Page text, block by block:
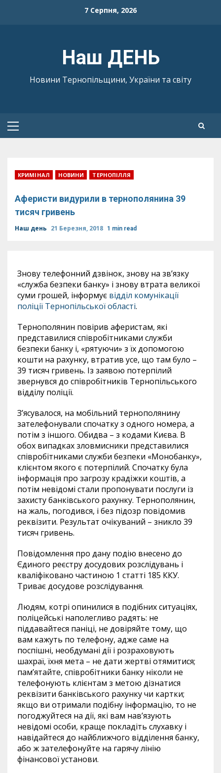
7 Серпня, 2026
Наш ДЕНЬ
Новини Тернопільщини, України та світу
Primary
КРИМІНАЛ НОВИНИ ТЕРНОПІЛЛЯ
Аферисти видурили в тернополянина 39
тисяч гривень
Наш день 21 Березня, 2018 1 min read
Знову телефонний дзвінок, знову на зв’язку
«служба безпеки банку» і знову втрата великої
суми грошей, інформує відділ комунікації
поліції Тернопільської області.
Тернополянин повірив аферистам, які
представилися співробітниками служби
безпеки банку і, «рятуючи» з їх допомогою
кошти на рахунку, втратив усе, що там було –
39 тисяч гривень. Із заявою потерпілий
звернувся до співробітників Тернопільського
відділу поліції.
З’ясувалося, на мобільний тернополянину
зателефонували спочатку з одного номера, а
потім з іншого. Обидва – з кодами Києва. В
обох випадках зловмисники представилися
співробітниками служби безпеки «Монобанку»,
клієнтом якого є потерпілий. Спочатку була
інформація про загрозу крадіжки коштів, а
потім невідомі стали пропонувати послуги із
захисту банківського рахунку. Тернополянин,
на жаль, погодився, і без підозр повідомив
реквізити. Результат очікуваний – зникло 39
тисяч гривень.
Повідомлення про дану подію внесено до
Єдиного реєстру досудових розслідувань і
кваліфіковано частиною 1 статті 185 ККУ.
Триває досудове розслідування.
Людям, котрі опинилися в подібних ситуаціях,
поліцейські наполегливо радять: не
піддавайтеся паніці, не довіряйте тому, що
вам кажуть по телефону, адже саме на
поспішні, необдумані дії і розраховують
шахраї, їхня мета – не дати жертві отямитися;
пам’ятайте, співробітники банку ніколи не
телефонують клієнтам з метою дізнатися
реквізити банківського рахунку чи картки;
якщо ви отримали подібну інформацію, то не
погоджуйтеся на дії, які вам нав’язують
невідомі особи, краще покладіть слухавку і
навідайтеся до найближчого відділення банку,
або ж зателефонуйте на гарячу лінію
фінансової установи.